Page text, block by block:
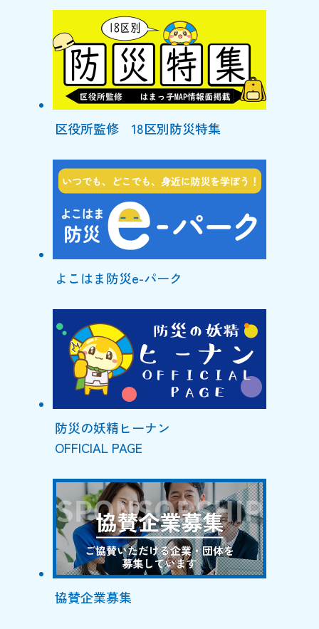
区役所監修 18区別防災特集
よこはま防災e-パーク
防災の妖精ヒーナン
OFFICIAL PAGE
協賛企業募集